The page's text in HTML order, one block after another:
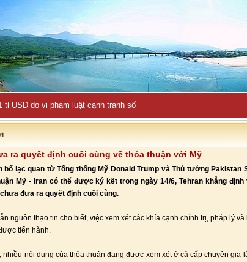
tỉ USD do vi phạm luật cạnh tranh số
ra quyết định cuối cùng về thỏa thuận với Mỹ
bố lạc quan từ Tổng thống Mỹ Donald Trump và Thủ tướng Pakistan
Mỹ - Iran có thể được ký kết trong ngày 14/6, Tehran khẳng định
đưa ra quyết định cuối cùng.
nguồn thạo tin cho biết, việc xem xét các khía cạnh chính trị, pháp lý và
tiến hành.
nhiều nội dung của thỏa thuận đang được xem xét ở cả cấp chuyên gia